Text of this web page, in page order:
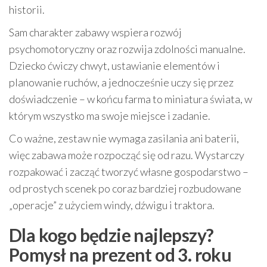
historii.
Sam charakter zabawy wspiera rozwój
psychomotoryczny oraz rozwija zdolności manualne.
Dziecko ćwiczy chwyt, ustawianie elementów i
planowanie ruchów, a jednocześnie uczy się przez
doświadczenie – w końcu farma to miniatura świata, w
którym wszystko ma swoje miejsce i zadanie.
Co ważne, zestaw nie wymaga zasilania ani baterii,
więc zabawa może rozpocząć się od razu. Wystarczy
rozpakować i zacząć tworzyć własne gospodarstwo –
od prostych scenek po coraz bardziej rozbudowane
„operacje” z użyciem windy, dźwigu i traktora.
Dla kogo będzie najlepszy?
Pomysł na prezent od 3. roku